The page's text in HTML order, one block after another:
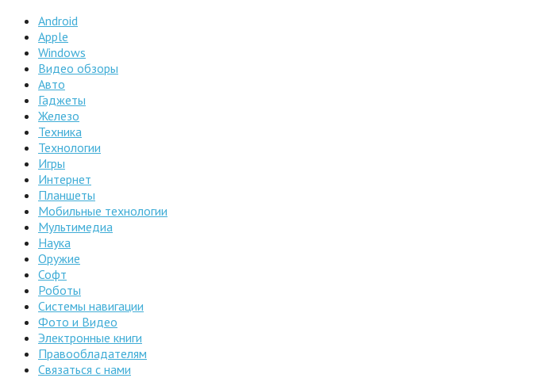
Android
Apple
Windows
Видео обзоры
Авто
Гаджеты
Железо
Техника
Технологии
Игры
Интернет
Планшеты
Мобильные технологии
Мультимедиа
Наука
Оружие
Софт
Роботы
Системы навигации
Фото и Видео
Электронные книги
Правообладателям
Связаться с нами